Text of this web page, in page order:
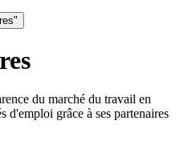
du marché du travail en
d'emploi grâce à ses partenaires